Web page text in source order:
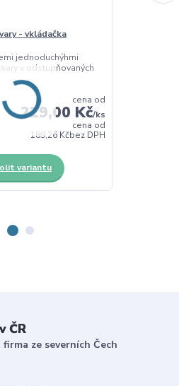
- vkládačka
jednoduchýhmi
v odstupňovaných
cena od
229,00 Kč/ks
cena od
189,26 Kčbez DPH
variantu
ČR
ze severních Čech